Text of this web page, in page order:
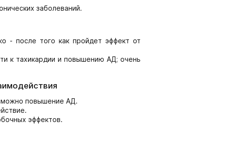
заболеваний.
- после того как пройдет эффект от
к тахикардии и повышению АД; очень
повышение АД.
эффектов.